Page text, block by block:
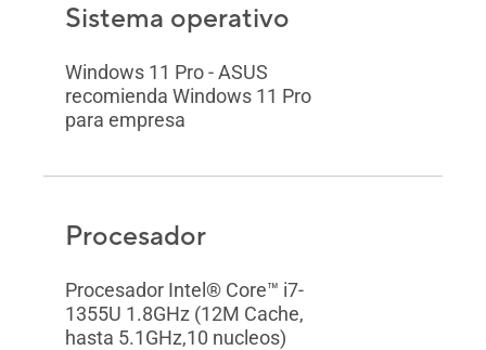
Sistema operativo
Windows 11 Pro - ASUS
recomienda Windows 11 Pro
para empresa
Procesador
Procesador Intel® Core™ i7-
1355U 1.8GHz (12M Cache,
hasta 5.1GHz,10 nucleos)